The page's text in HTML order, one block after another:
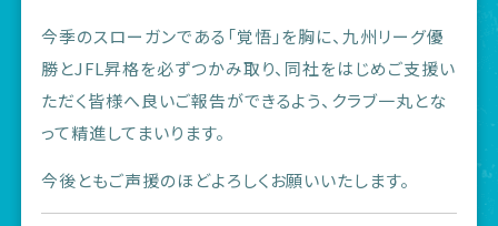
今季のスローガンである「覚悟」を胸に、九州リーグ優
勝とJFL昇格を必ずつかみ取り、同社をはじめご支援い
ただく皆様へ良いご報告ができるよう、クラブ一丸とな
って精進してまいります。
今後ともご声援のほどよろしくお願いいたします。